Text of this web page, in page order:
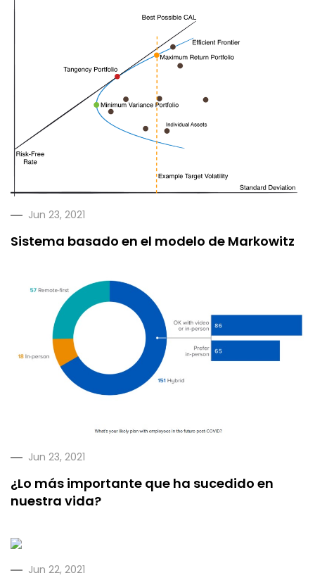
Jun 23, 2021
Sistema basado en el modelo de Markowitz
Jun 23, 2021
¿Lo más importante que ha sucedido en
nuestra vida?
Jun 22, 2021